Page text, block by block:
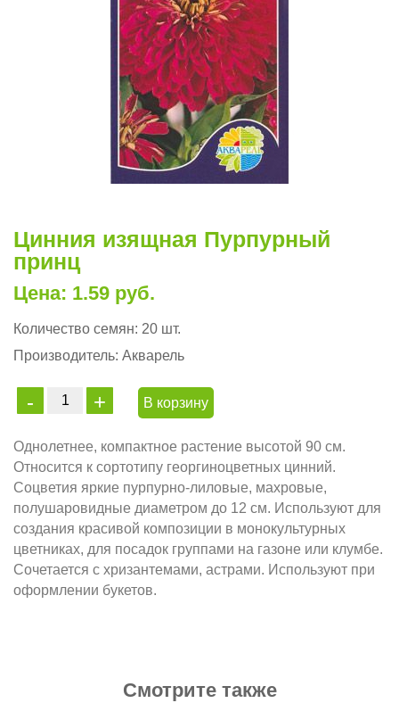
Цинния изящная Пурпурный
принц
Цена: 1.59 руб.
Количество семян: 20 шт.
Производитель: Акварель
В корзину
Однолетнее, компактное растение высотой 90 см.
Относится к сортотипу георгиноцветных цинний.
Соцветия яркие пурпурно-лиловые, махровые,
полушаровидные диаметром до 12 см. Используют для
создания красивой композиции в монокультурных
цветниках, для посадок группами на газоне или клумбе.
Сочетается с хризантемами, астрами. Используют при
оформлении букетов.
Смотрите также